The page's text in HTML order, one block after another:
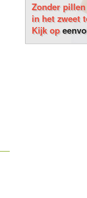
Zonder
in het zweet
Kijk op